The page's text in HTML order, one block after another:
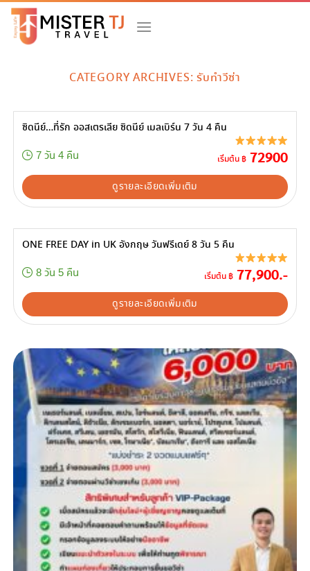
Skip
content
CATEGORY ARCHIVES:รับทำวีซ่า
ซิดนีย์…ที่รัก ออสเตรเลีย ซิดนีย์ เมลเบิร์น 7 วัน 4 คืน
7 วัน 4 คืน เริ่มต้น ฿ 72900
ดูรายละเอียดเพิ่มเติม
ONE FREE DAY in UK อังกฤษ วันฟรีเดย์ 8 วัน 5 คืน
8 วัน 5 คืน เริ่มต้น ฿ 77,900.-
ดูรายละเอียดเพิ่มเติม